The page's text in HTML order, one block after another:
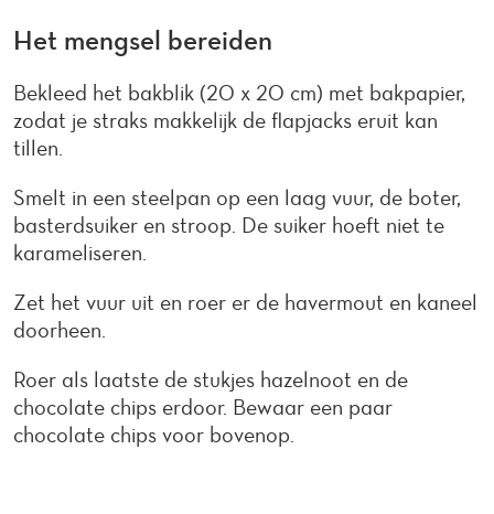
Het mengsel bereiden
Bekleed het bakblik (20 x 20 cm) met bakpapier,
zodat je straks makkelijk de flapjacks eruit kan
tillen.
Smelt in een steelpan op een laag vuur, de boter,
basterdsuiker en stroop. De suiker hoeft niet te
karameliseren.
Zet het vuur uit en roer er de havermout en kaneel
doorheen.
Roer als laatste de stukjes hazelnoot en de
chocolate chips erdoor. Bewaar een paar
chocolate chips voor bovenop.